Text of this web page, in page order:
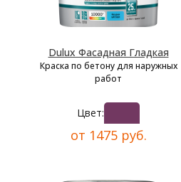
Dulux Фасадная Гладкая
Краска по бетону для наружных
работ
Цвет:
от 1475 руб.